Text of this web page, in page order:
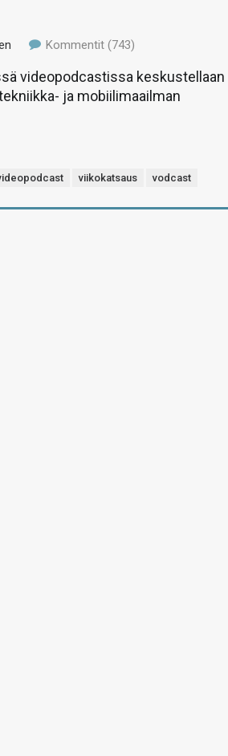
Kommentit (743)
videopodcastissa keskustellaan
ja mobiilimaailman
viikokatsaus vodcast